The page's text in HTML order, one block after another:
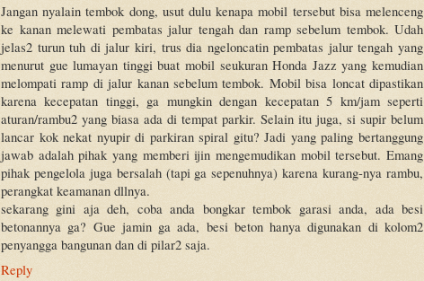
Jangan nyalain tembok dong, usut dulu kenapa mobil tersebut bisa melenceng
ke kanan melewati pembatas jalur tengah dan ramp sebelum tembok. Udah
jelas2 turun tuh di jalur kiri, trus dia ngeloncatin pembatas jalur tengah yang
menurut gue lumayan tinggi buat mobil seukuran Honda Jazz yang kemudian
melompati ramp di jalur kanan sebelum tembok. Mobil bisa loncat dipastikan
karena kecepatan tinggi, ga mungkin dengan kecepatan 5 km/jam seperti
aturan/rambu2 yang biasa ada di tempat parkir. Selain itu juga, si supir belum
lancar kok nekat nyupir di parkiran spiral gitu? Jadi yang paling bertanggung
jawab adalah pihak yang memberi ijin mengemudikan mobil tersebut. Emang
pihak pengelola juga bersalah (tapi ga sepenuhnya) karena kurang-nya rambu,
perangkat keamanan dllnya.
sekarang gini aja deh, coba anda bongkar tembok garasi anda, ada besi
betonannya ga? Gue jamin ga ada, besi beton hanya digunakan di kolom2
penyangga bangunan dan di pilar2 saja.
Reply